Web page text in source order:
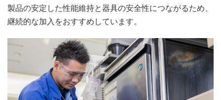
製品の安定した性能維持と器具の安全性につながるため、
継続的な加入をおすすめしています。